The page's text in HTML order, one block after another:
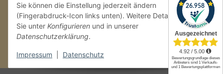
Sie können die Einstellung jederzeit ändern
(Fingerabdruck-Icon links unten). Weitere Details finden
Sie unter Konfigurieren und in unserer
Datenschutzerklärung.
Impressum Datenschutz
E-Mail:info@sjs-carstyling.com
Vertrag widerrufen
* Alle Preise inkl. gesetzlicher USt., zzgl.